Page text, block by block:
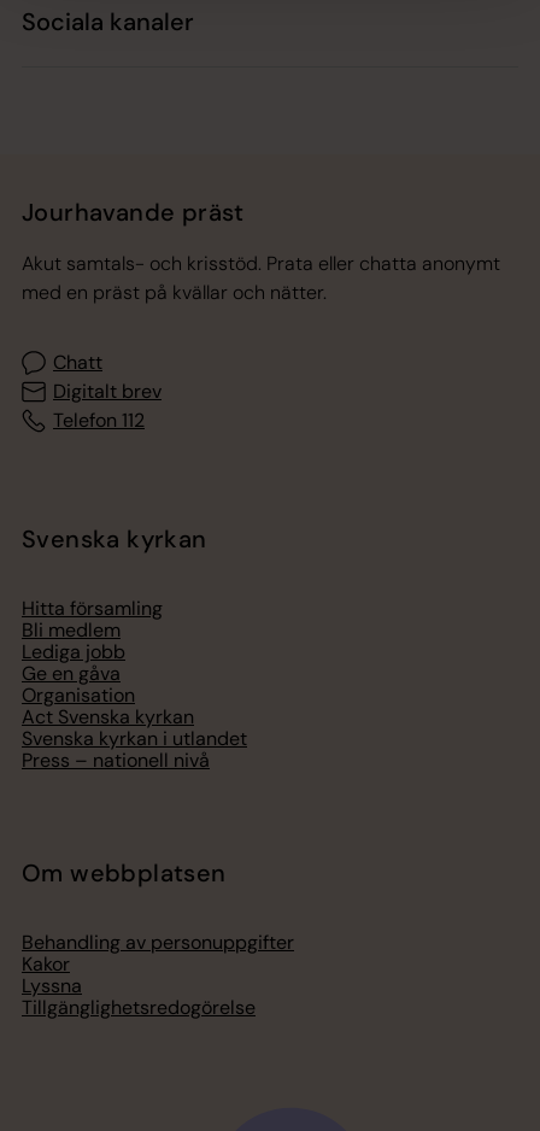
Sociala kanaler
Jourhavande präst
Akut samtals- och krisstöd. Prata eller chatta anonymt
med en präst på kvällar och nätter.
Chatt
Digitalt brev
Telefon 112
Svenska kyrkan
Hitta församling
Bli medlem
Lediga jobb
Ge en gåva
Organisation
Act Svenska kyrkan
Svenska kyrkan i utlandet
Press – nationell nivå
Om webbplatsen
Behandling av personuppgifter
Kakor
Lyssna
Tillgänglighetsredogörelse